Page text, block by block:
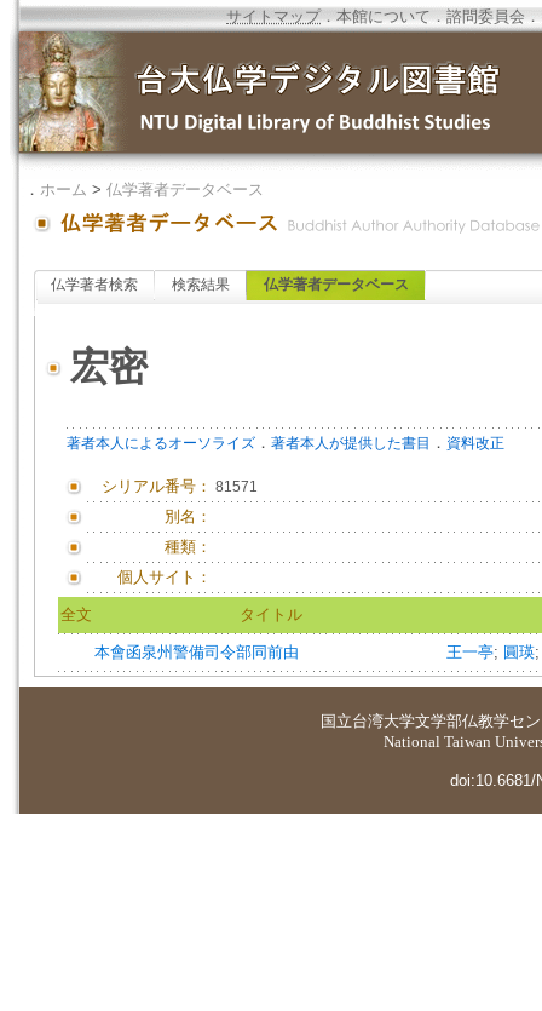
サイトマップ．本館について ．諮問委員会 ．
． ホーム > 仏学著者データベース
仏学著者検索 検索結果 仏学著者データベース
宏密
著者本人によるオーソライズ ． 著者本人が提供した書目 ． 資料改正
シリアル番号： 81571
別名：
種類：
個人サイト：
全文 タイトル
本會函泉州警備司令部同前由 王一亭; 圓瑛
国立台湾大学文学部仏教学セ
National Taiwan
doi:10.6681/